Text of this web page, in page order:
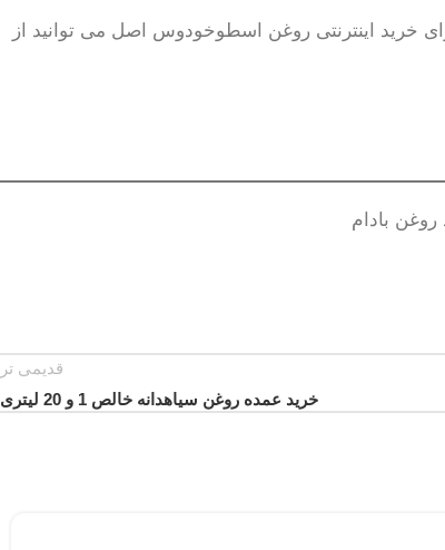
اینترنتی روغن اسطوخودوس اصل می توانید از
قدیمی تر
خرید عمده روغن سیاهدانه خالص 1 و 20 لیتری